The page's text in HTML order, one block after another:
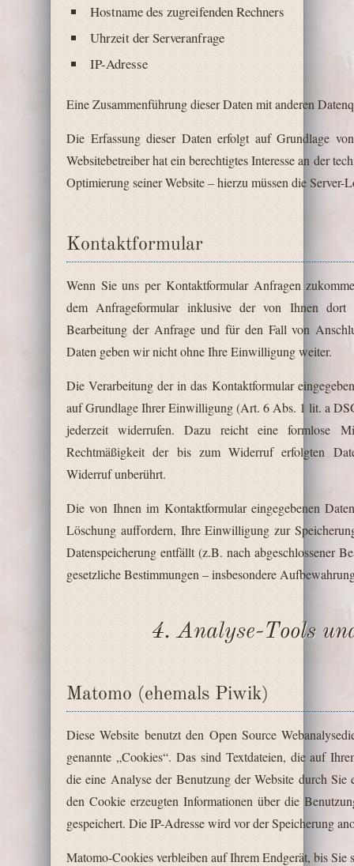
Hostname des zugreifenden Rechners
Uhrzeit der Serveranfrage
IP-Adresse
Eine Zusammenführung dieser Daten mit anderen
Die Erfassung dieser Daten erfolgt auf Grundlage
Websitebetreiber hat ein berechtigtes Interesse an der
Optimierung seiner Website – hierzu müssen die Server-
Kontaktformular
Wenn Sie uns per Kontaktformular Anfragen
dem Anfrageformular inklusive der von Ihnen dort
Bearbeitung der Anfrage und für den Fall von
Daten geben wir nicht ohne Ihre Einwilligung weiter.
Die Verarbeitung der in das Kontaktformular
auf Grundlage Ihrer Einwilligung (Art. 6 Abs. 1 lit. a
jederzeit widerrufen. Dazu reicht eine formlose
Rechtmäßigkeit der bis zum Widerruf erfolgten
Widerruf unberührt.
Die von Ihnen im Kontaktformular eingegebenen
Löschung auffordern, Ihre Einwilligung zur
Datenspeicherung entfällt (z.B. nach abgeschlossener
gesetzliche Bestimmungen – insbesondere
4. Analyse-Tools
Matomo (ehemals Piwik)
Diese Website benutzt den Open Source
genannte „Cookies“. Das sind Textdateien, die auf
die eine Analyse der Benutzung der Website durch
den Cookie erzeugten Informationen über die
gespeichert. Die IP-Adresse wird vor der Speicherung
Matomo-Cookies verbleiben auf Ihrem Endgerät, bis Sie